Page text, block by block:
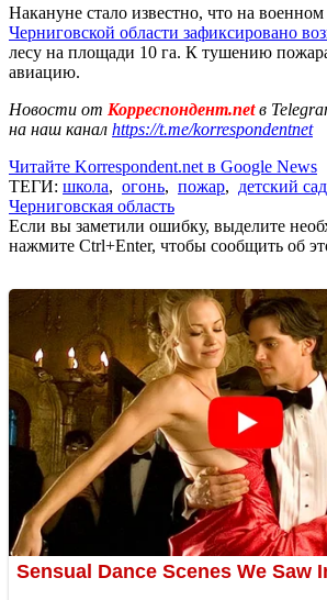
Накануне стало известно, что на
Черниговской области зафиксировано
лесу на площади 10 га. К тушению
авиацию.
Новости от Корреспондент.netв
на наш канал https://t.me/korrespondentnet
Читайте Korrespondent.net в Google News
ТЕГИ: школа, огонь, пожар, детский сад
Черниговская область
Если вы заметили ошибку, выделите
нажмите Ctrl+Enter, чтобы сообщить об